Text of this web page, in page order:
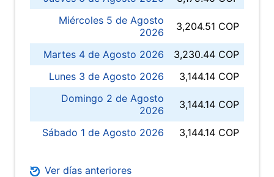
Miércoles 5 de Agosto
2026
3,204.51 COP
Martes 4 de Agosto 2026
3,230.44 COP
Lunes 3 de Agosto 2026
3,144.14 COP
Domingo 2 de Agosto
2026
3,144.14 COP
Sábado 1 de Agosto 2026 3,144.14 COP
Ver días anteriores